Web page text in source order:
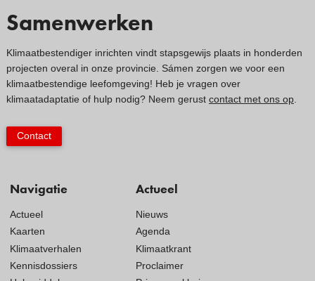
Navigatie
Actueel
Kaarten
Klimaatverhalen
Kennisdossiers
Actueel
Nieuws
Agenda
Klimaatkrant
Proclaimer
Samenwerken
Klimaatbestendiger inrichten vindt stapsgewijs plaats in honderden
projecten overal in onze provincie. Sámen zorgen we voor een
klimaatbestendige leefomgeving! Heb je vragen over
klimaatadaptatie of hulp nodig? Neem gerust contact met ons op.
Contact